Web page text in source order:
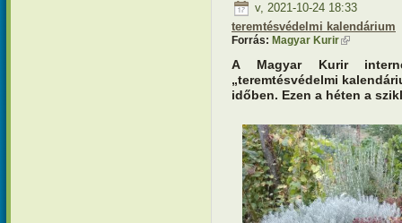
v, 2021-10-24 18:33
teremtésvédelmi kalendárium
Forrás: Magyar Kurir(külső
A Magyar Kurir
„teremtésvédelmi
időben. Ezen a héten a